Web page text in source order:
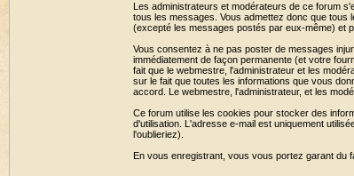
Les administrateurs et modérateurs de ce forum
tous les messages. Vous admettez donc que
(excepté les messages postés par eux-même) et
Vous consentez à ne pas poster de messages
immédiatement de façon permanente (et votre
fait que le webmestre, l'administrateur et les
sur le fait que toutes les informations que vous
accord. Le webmestre, l'administrateur, et les
Ce forum utilise les cookies pour stocker des
d'utilisation. L'adresse e-mail est uniquement
l'oublieriez).
En vous enregistrant, vous vous portez garant du